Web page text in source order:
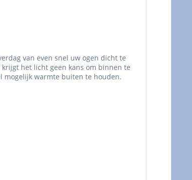
van even snel uw ogen dicht te
het licht geen kans om binnen te
mogelijk warmte buiten te houden.